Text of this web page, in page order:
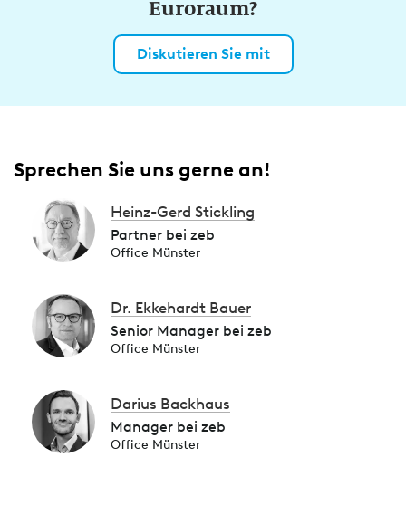
Euroraum?
Diskutieren Sie mit
Sprechen Sie uns gerne an!
Heinz-Gerd Stickling
Partner bei zeb
Office Münster
Dr. Ekkehardt Bauer
Senior Manager bei zeb
Office Münster
Darius Backhaus
Manager bei zeb
Office Münster